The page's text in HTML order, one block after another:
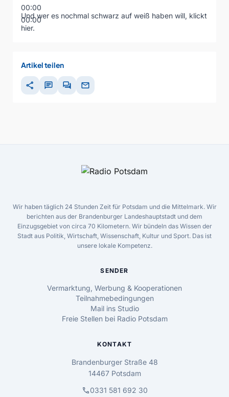
00:00
00:00
Und wer es nochmal schwarz auf weiß haben will, klickt
hier.
Artikel teilen
share chat forum mail
Wir haben täglich 24 Stunden Zeit für Potsdam und die Mittelmark. Wir
berichten aus der Brandenburger Landeshauptstadt und dem
Einzugsgebiet von circa 70 Kilometern. Wir bündeln das Wissen der
Stadt aus Politik, Wirtschaft, Wissenschaft, Kultur und Sport. Das ist
unsere lokale Kompetenz.
SENDER
Vermarktung, Werbung & Kooperationen
Teilnahmebedingungen
Mail ins Studio
Freie Stellen bei Radio Potsdam
KONTAKT
Brandenburger Straße 48
14467 Potsdam
call0331 581 692 30